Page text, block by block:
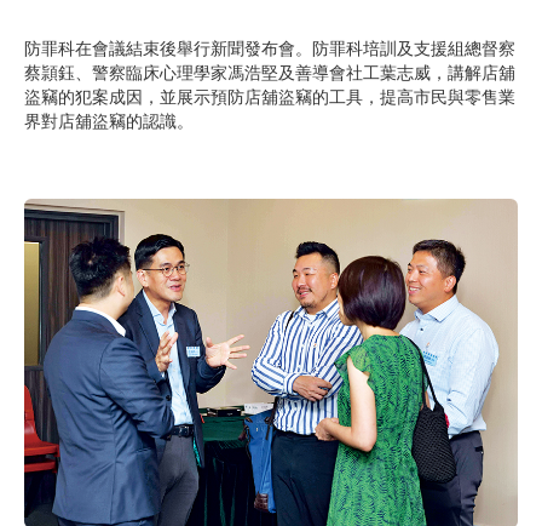
防罪科在會議結束後舉行新聞發布會。防罪科培訓及支援組總督察
蔡頴鈺、警察臨床心理學家馮浩堅及善導會社工葉志威，講解店舖
盜竊的犯案成因，並展示預防店舖盜竊的工具，提高市民與零售業
界對店舖盜竊的認識。